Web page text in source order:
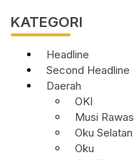
KATEGORI
Headline
Second Headline
Daerah
OKI
Musi Rawas
Oku Selatan
Oku